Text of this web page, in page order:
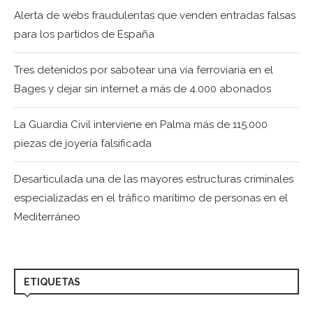
Alerta de webs fraudulentas que venden entradas falsas
para los partidos de España
Tres detenidos por sabotear una vía ferroviaria en el
Bages y dejar sin internet a más de 4.000 abonados
La Guardia Civil interviene en Palma más de 115.000
piezas de joyería falsificada
Desarticulada una de las mayores estructuras criminales
especializadas en el tráfico marítimo de personas en el
Mediterráneo
ETIQUETAS